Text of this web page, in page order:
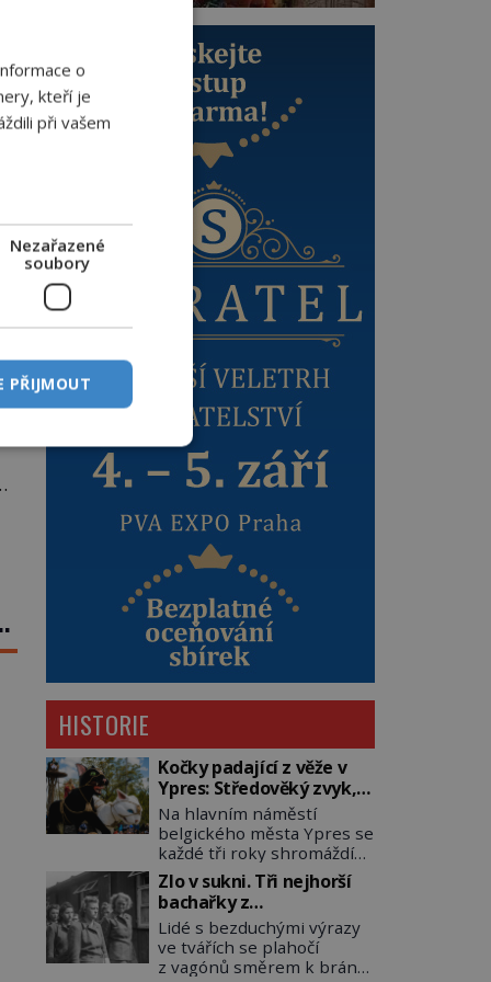
HISTORIE
Kočky padající z věže v
Ypres: Středověký zvyk,
který dodnes budí
rozpaky
Na hlavním náměstí
belgického města Ypres se
každé tři roky shromáždí
tisíce lidí. Z věže slavné
tržnice létají do davu
kočky, diváci jásají a snaží
se je chytit. Naštěstí už
nejde o živá zvířata, ale
jenom o plyšové suvenýry.
Zlo v sukni. Tři nejhorší
bachařky z
koncentračních táborů
Lidé s bezduchými výrazy
ve tvářích se plahočí
z vagónů směrem k bráně
o
kteří je
při vašem
Nezařazené
soubory
PŘIJMOUT